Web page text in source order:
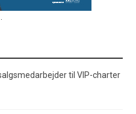
til VIP-charter